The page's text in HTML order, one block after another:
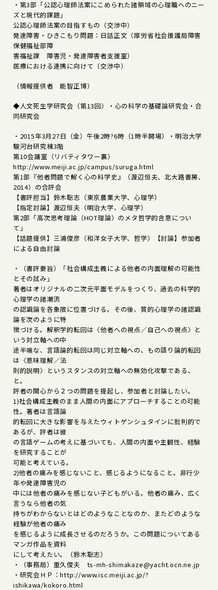
・第3部「公認心理師法案にこめられた諸領域の心理職へのニー
ズと現代的課題」
公認心理師法案の目指すもの（交渉中）
発達障害・ひきこもり問題：日詰正文（厚労省社会援護局障害
保健福祉部障
害福祉課 障害児・発達障害者支援室）
医療における連携に向けて（交渉中）
（情報提供者 能智正博）
◆人文死生学研究会（第13回）・心の科学の基礎論研究会・合
同研究会
・2015年3月27日（金）午後2時?6時（1時半開場）・明治大学
駿河台研究棟3階
第10会議室（リバティタワー裏）
http://www.meiji.ac.jp/campus/suruga.html
第1部『他者問題で解く心の科学史』（渡辺恒夫、北大路書房、
2014）の合評会
【書評担当】鈴木聡志（東京農業大学、心理学）
【指定討論】渡辺恒夫（明治大学、心理学）
第2部「高次思考理論（HOT理論）のメタ哲学的含意につい
て」
【話題提供】三浦俊彦（和洋女子大学、哲学）【討論】参加者
による自由討論
・（書評要旨）「社会構成主義による他者の内面理解の可能性
とその試み」
著者はオリジナルの二次元平面モデルをつくり、過去の科学的
心理学の諸潮流
の認識論を各象限に位置づける。その後、質的心理学の諸認識
論を次のように特
徴づける。解釈学的転回は〈他者への視点／自己への視点〉と
いう対立軸への中
途半端な、言語論的転回は同じ対立軸への、もの語り論的転回
は〈意味理解／法
則的説明〉というスタンスの対立軸への無効化攻撃である、
と。
評者の関心から２つの問題を提起し、参加者と討論したい。
1)社会構成主義のまま人間の内面にアプローチすることの可能
性。著者は言語論
的転回に大きな影響を与えたウィトゲンシュタインに批判的で
あるが、評者は彼
の言語ゲームの考えに基づいても、人間の内面や主観性、経験
を研究することが
可能と考えている。
2)他者の痛みを感じないこと、感じるようになること。非行少
年や発達障害児の
中には他者の痛みを感じない子どもがいる。他者の痛み、広く
言うなら他者の気
持ちがわからないとはどのようなことなのか、またどのような
経験が他者の痛み
を感じるように成長させるのだろうか。この問題についてある
マンガ作品を資料
にして考えたい。（鈴木聡志）
・（事務局）重久俊夫 ts-mh-shimakaze@yacht.ocn.ne.jp
・研究会ＨＰ：http://www.isc.meiji.ac.jp/?
ishikawa/kokoro.html